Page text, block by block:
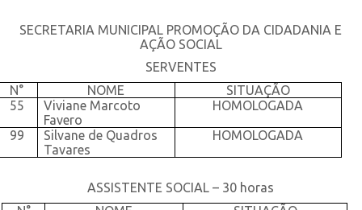
SECRETARIA MUNICIPAL PROMOÇÃO DA CIDADANIA E
AÇÃO SOCIAL
SERVENTES
N°
NOME
SITUAÇÃO
55
Viviane Marcoto
Favero
HOMOLOGADA
99
Silvane de Quadros
Tavares
HOMOLOGADA
ASSISTENTE SOCIAL – 30 horas